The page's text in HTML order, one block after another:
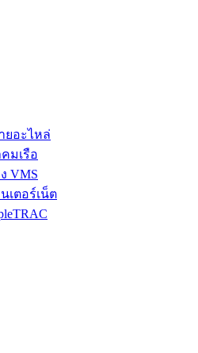
ยอะไหล่
มเรือ
VMS
เตอร์เน็ต